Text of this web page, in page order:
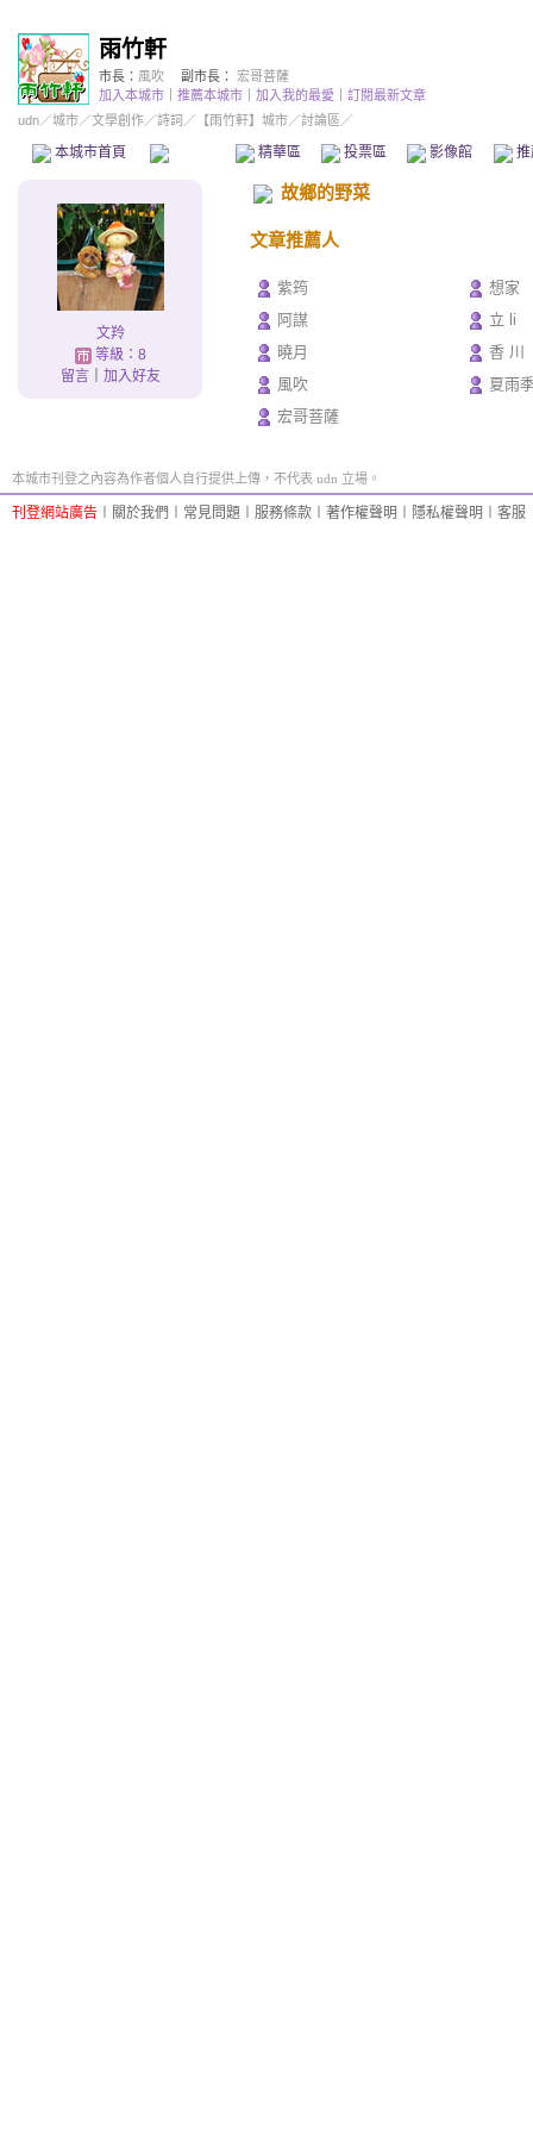
雨竹軒
市長： 風吹 副市長： 宏哥菩薩
加入本城市
推薦本城市 加入我的最愛
訂閱最新文章
udn／城市／文學創作／詩詞 ／ 【雨竹軒】城市／討論區／
本城市首頁 精華區 投票區 影像館
文羚
等級：8
留言｜ 加入好友
故鄉的野菜
文章推薦人
紫筠
想家
阿謀
立 li
曉月
香 川
風吹
夏雨
宏哥菩薩
本城市刊登之內容為作者個人自行提供上傳，不代表 udn 立場。
刊登網站廣告 關於我們 常見問題 服務條款 著作權聲明 隱私權聲明 客服